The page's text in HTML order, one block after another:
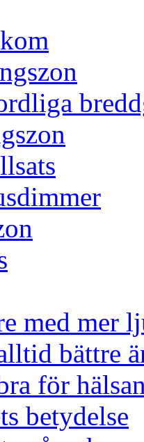
med mer
bättre
för
betydelse